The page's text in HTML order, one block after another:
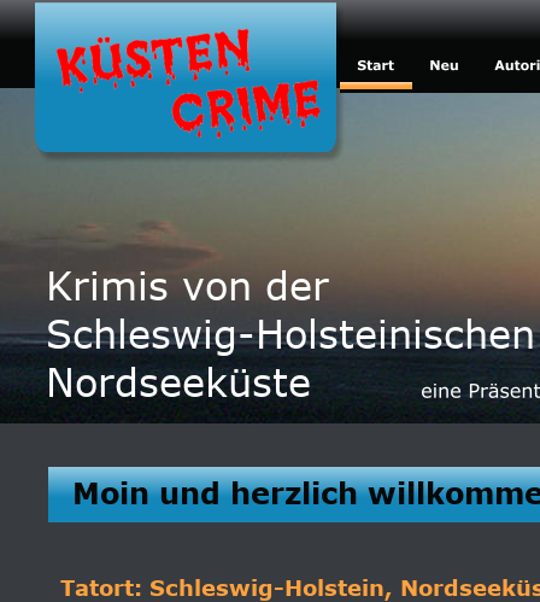
Tatort: Schleswig-Holstein,
Moin und herzlich
Krimis von der
Schleswig-Holsteinischen
Nordseeküste